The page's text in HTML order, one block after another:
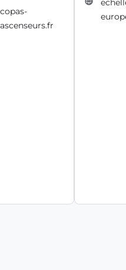
copas-
ascenseurs.fr